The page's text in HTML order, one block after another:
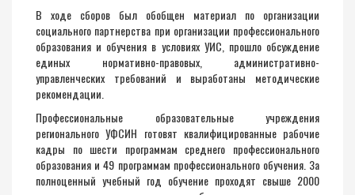
В ходе сборов был обобщен материал по организации
социального партнерства при организации профессионального
образования и обучения в условиях УИС, прошло обсуждение
единых нормативно-правовых, административно-
управленческих требований и выработаны методические
рекомендации.
Профессиональные образовательные учреждения
регионального УФСИН готовят квалифицированные рабочие
кадры по шести программам среднего профессионального
образования и 49 программам профессионального обучения. За
полноценный учебный год обучение проходят свыше 2000